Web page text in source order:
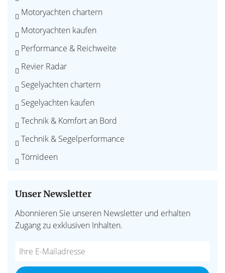
Motoryachten chartern
Motoryachten kaufen
Performance & Reichweite
Revier Radar
Segelyachten chartern
Segelyachten kaufen
Technik & Komfort an Bord
Technik & Segelperformance
Törnideen
Unser Newsletter
Abonnieren Sie unseren Newsletter und erhalten
Zugang zu exklusiven Inhalten.
Do
*Ihre